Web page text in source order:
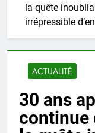
la quête
irrépressible
ACTUALITÉ
30 ans
continue